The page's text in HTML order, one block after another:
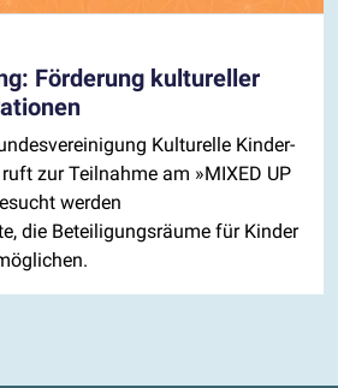
Förderung kultureller
Kulturelle Kinder-
zur Teilnahme am »MIXED UP
werden
die Beteiligungsräume für Kinder